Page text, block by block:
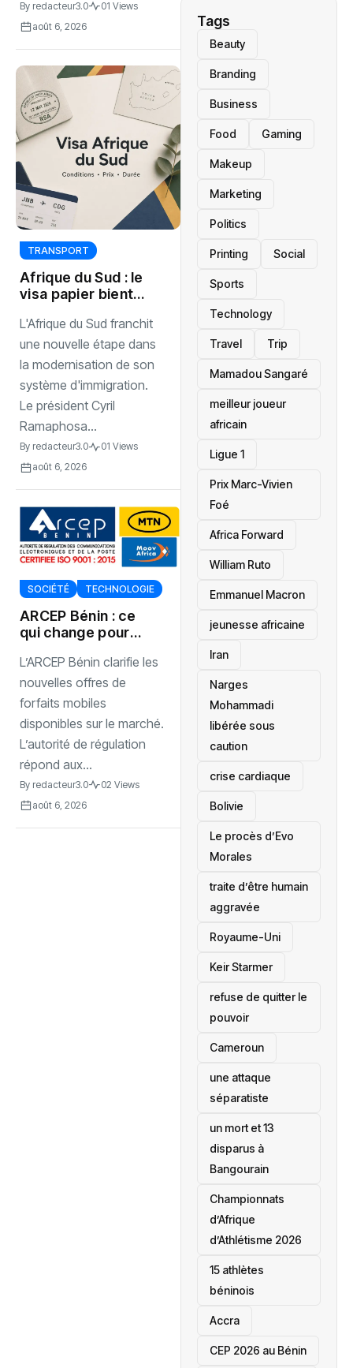
By redacteur3.0
01 Views
août 6, 2026
TRANSPORT
Afrique du Sud : le
visa papier bientôt
ancienne
L'Afrique du Sud franchit
une nouvelle étape dans
la modernisation de son
système d'immigration.
Le président Cyril
Ramaphosa...
By redacteur3.0
01 Views
août 6, 2026
SOCIÉTÉ TECHNOLOGIE
ARCEP Bénin : ce
qui change pour
mobiles
L’ARCEP Bénin clarifie les
nouvelles offres de
forfaits mobiles
disponibles sur le marché.
L’autorité de régulation
répond aux...
By redacteur3.0
02 Views
août 6, 2026
Tags
Beauty
Branding
Business
Food Gaming
Makeup
Marketing
Politics
Printing Social
Sports
Technology
Travel Trip
Mamadou Sangaré
meilleur joueur
africain
Ligue 1
Prix Marc-Vivien
Foé
‎Africa Forward
William Ruto
Emmanuel Macron
jeunesse africaine
‎Iran
Narges
Mohammadi
libérée sous
caution
crise cardiaque
‎Bolivie
Le procès d’Evo
Morales
traite d’être humain
aggravée
‎Royaume-Uni
Keir Starmer
refuse de quitter le
pouvoir
‎Cameroun
une attaque
séparatiste
un mort et 13
disparus à
Bangourain
‎Championnats
d’Afrique
d’Athlétisme 2026
15 athlètes
béninois
Accra
‎CEP 2026 au Bénin